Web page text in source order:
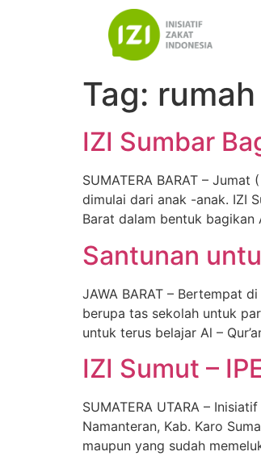
Tag: rumah
IZI Sumbar
SUMATERA BARAT –
dimulai dari anak -anak. IZI
Barat dalam bentuk
Santunan
JAWA BARAT – Bertempat
berupa tas sekolah untuk
untuk terus belajar Al –
IZI Sumut –
SUMATERA UTARA –
Namanteran, Kab. Karo
maupun yang sudah